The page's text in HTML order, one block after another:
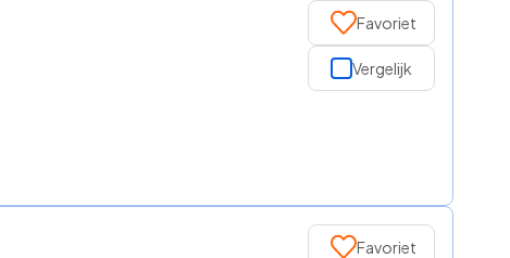
Favoriet
Vergelijk
Favoriet